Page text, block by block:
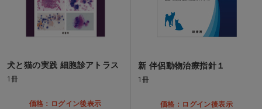
犬と猫の実践 細胞診アトラス
1冊
価格：ログイン後表示
新 伴侶動物治療指針１
1冊
価格：ログイン後表示